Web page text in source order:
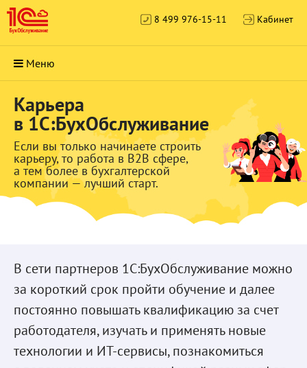
8 499 976-15-11 Кабинет
Меню
Карьера
в 1С:БухОбслуживание
Если вы только начинаете строить
карьеру, то работа в B2B сфере,
а тем более в бухгалтерской
компании — лучший старт.
В сети партнеров 1С:БухОбслуживание можно
за короткий срок пройти обучение и далее
постоянно повышать квалификацию за счет
работодателя, изучать и применять новые
технологии и ИТ-сервисы, познакомиться